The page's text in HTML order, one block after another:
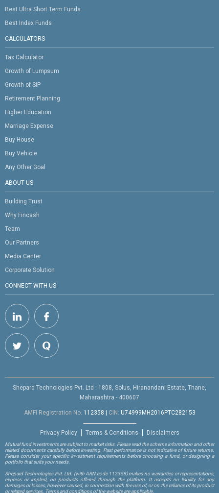
Best Ultra Short Term Funds
Best Index Funds
CALCULATORS
Tax Calculator
Growth of Lumpsum
Growth of SIP
Retirement Planning
Higher Education
Marriage Expense
Buy House
Buy Vehicle
Any Other Goal
ABOUT US
Building Trust
Why Fincash
Team
Our Partners
Media Center
Corporate Solution
CONNECT WITH US
Shepard Technologies Pvt. Ltd : 1808, Solus, Hiranandani Estate, Thane,
Maharashtra - 400607
AMFI Registration No. 112358 CIN: U74999MH2016PTC282153
Privacy Policy Terms & Conditions Disclaimers
Mutual fund investments are subject to market risks. Please read the scheme information and other
related documents carefully before investing. Past performance is not indicative of future returns.
Please consider your specific investment requirements before choosing a fund, or designing a
portfolio that suits your needs.
Shepard Technologies Pvt. Ltd. (with ARN code 112358)makes no warranties or representations,
express or implied, on products offered through the platform. It accepts no liability for any
damages or losses, however caused, in connection with the use of, or on the reliance of its product
or related services. Terms and conditions of the website are applicable.